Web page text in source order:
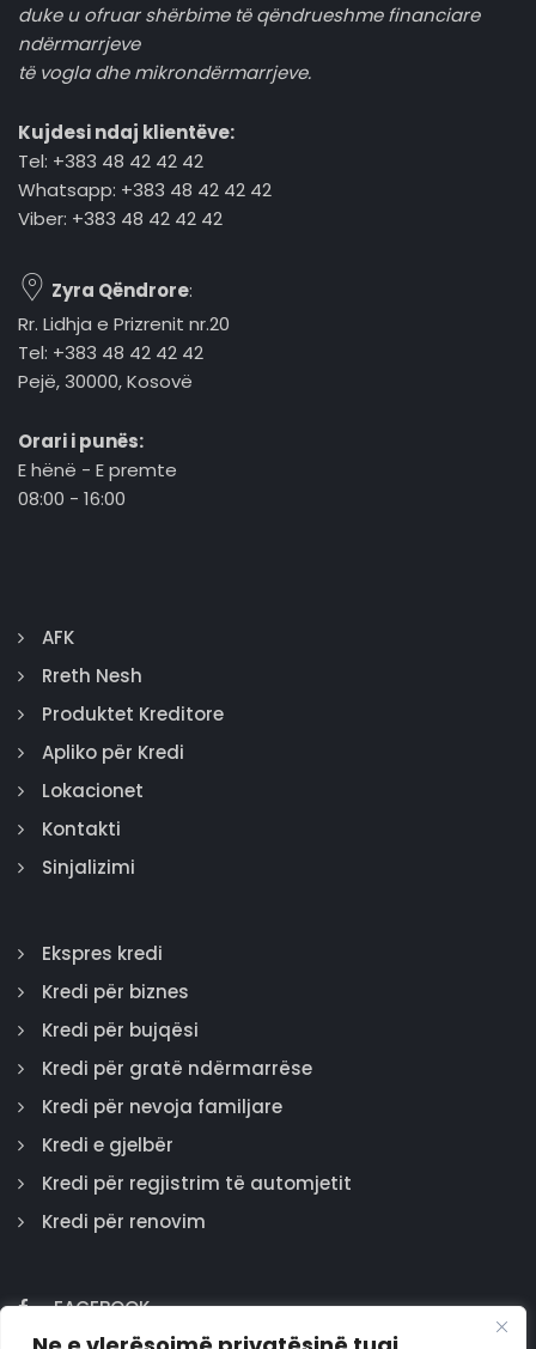
duke u ofruar shërbime të qëndrueshme financiare
ndërmarrjeve
të vogla dhe mikrondërmarrjeve.
Kujdesi ndaj klientëve:
Tel: +383 48 42 42 42
Whatsapp: +383 48 42 42 42
Viber: +383 48 42 42 42
Zyra Qëndrore:
Rr. Lidhja e Prizrenit nr.20
Tel: +383 48 42 42 42
Pejë, 30000, Kosovë
Orari i punës:
E hënë - E premte
08:00 - 16:00
AFK
Rreth Nesh
Produktet Kreditore
Apliko për Kredi
Lokacionet
Kontakti
Sinjalizimi
Ekspres kredi
Kredi për biznes
Kredi për bujqësi
Kredi për gratë ndërmarrëse
Kredi për nevoja familjare
Kredi e gjelbër
Kredi për regjistrim të automjetit
Kredi për renovim
FACEBOOK